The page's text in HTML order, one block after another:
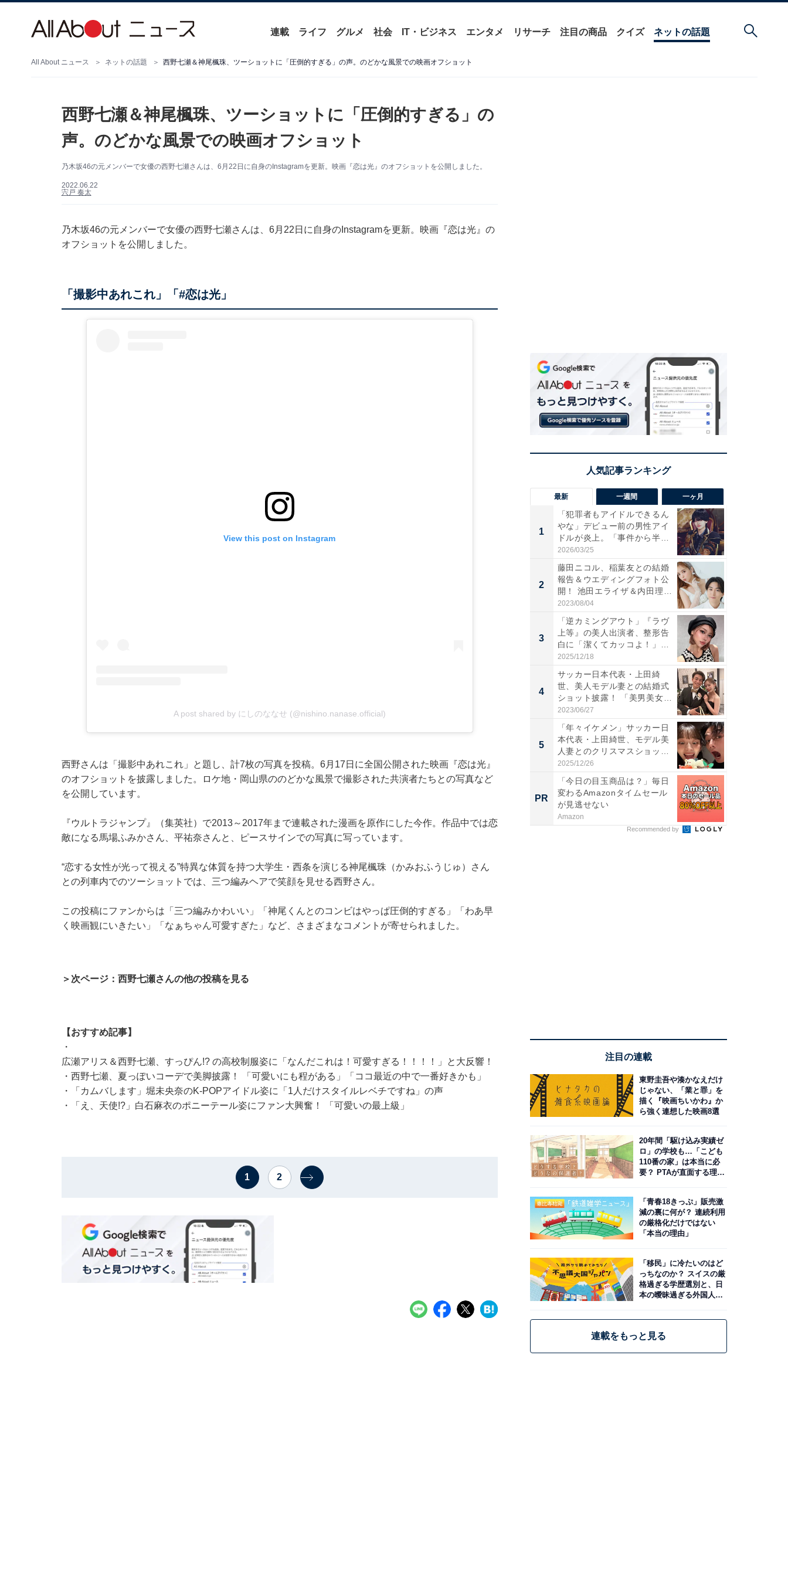
連載 ライフ グルメ 社会 IT・ビジネス エンタメ リサーチ 注目の商品 クイズ ネットの話題
All About ニュース ネットの話題 西野七瀬＆神尾楓珠、ツーショットに「圧倒的すぎる」の声。のどかな風景での映画オフショット
西野七瀬＆神尾楓珠、ツーショットに「圧倒的すぎる」の
声。のどかな風景での映画オフショット
乃木坂46の元メンバーで女優の西野七瀬さんは、6月22日に自身のInstagramを更新。映画『恋は光』のオフショットを公開しました。
2022.06.22
宍戸 奏太
乃木坂46の元メンバーで女優の西野七瀬さんは、6月22日に自身のInstagramを更新。映画『恋は光』の
オフショットを公開しました。
「撮影中あれこれ」「#恋は光」
View this post on Instagram
A post shared by にしのななせ (@nishino.nanase.official)
西野さんは「撮影中あれこれ」と題し、計7枚の写真を投稿。6月17日に全国公開された映画『恋は光』
のオフショットを披露しました。ロケ地・岡山県ののどかな風景で撮影された共演者たちとの写真など
を公開しています。
『ウルトラジャンプ』（集英社）で2013～2017年まで連載された漫画を原作にした今作。作品中では恋
敵になる馬場ふみかさん、平祐奈さんと、ピースサインでの写真に写っています。
“恋する女性が光って視える”特異な体質を持つ大学生・西条を演じる神尾楓珠（かみおふうじゅ）さん
との列車内でのツーショットでは、三つ編みヘアで笑顔を見せる西野さん。
この投稿にファンからは「三つ編みかわいい」「神尾くんとのコンビはやっぱ圧倒的すぎる」「わあ早
く映画観にいきたい」「なぁちゃん可愛すぎた」など、さまざまなコメントが寄せられました。
＞次ページ：西野七瀬さんの他の投稿を見る
【おすすめ記事】
・
広瀬アリス＆西野七瀬、すっぴん!? の高校制服姿に「なんだこれは！可愛すぎる！！！！」と大反響！
・ 西野七瀬、夏っぽいコーデで美脚披露！ 「可愛いにも程がある」「ココ最近の中で一番好きかも」
・
「カムバします」堀未央奈のK-POPアイドル姿に「1人だけスタイルレベチですね」の声
・
「え、天使!?」白石麻衣のポニーテール姿にファン大興奮！ 「可愛いの最上級」
1 2
最新 一週間 一ヶ月
1
「犯罪者もアイドルできるん
やな」デビュー前の男性アイ
ドルが炎上。「事件から半年
も...
2026/03/25
2
藤田ニコル、稲葉友との結婚
報告＆ウエディングフォト公
開！ 池田エライザ＆内田理
央...
2023/08/04
3
「逆カミングアウト」『ラヴ
上等』の美人出演者、整形告
白に「潔くてカッコよ！」
「好...
2025/12/18
4
サッカー日本代表・上田綺
世、美人モデル妻との結婚式
ショット披露！ 「美男美女」
「...
2023/06/27
5
「年々イケメン」サッカー日
本代表・上田綺世、モデル美
人妻とのクリスマスショット
に...
2025/12/26
PR
「今日の目玉商品は？」毎日
変わるAmazonタイムセール
が見逃せない
Amazon
Recommended by
注目の連載
東野圭吾や湊かなえだけ
じゃない、「業と罪」を
描く『映画ちいかわ』か
ら強く連想した映画8選
20年間「駆け込み実績ゼ
ロ」の学校も…「こども
110番の家」は本当に必
要？ PTAが直面する理想
「青春18きっぷ」販売激
減の裏に何が？ 連続利用
の厳格化だけではない
「本当の理由」
「移民」に冷たいのはど
っちなのか？ スイスの厳
格過ぎる学歴選別と、日
本の曖昧過ぎる外国人政
連載をもっと見る